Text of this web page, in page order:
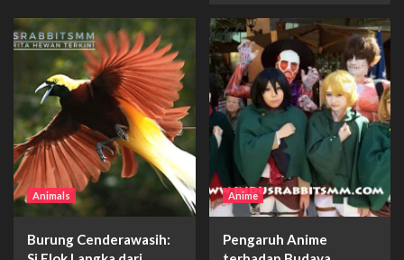
Animals
Burung Cenderawasih:
Anime
Pengaruh Anime